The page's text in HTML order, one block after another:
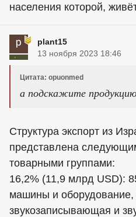
населения которой,
plant15
13 ноября 2023 18:46
Цитата: opuonmed
а подскажите
Структура экспорт из
представлена
товарными группами:
16,2% (11,9 млрд USD):
машины и оборудование,
звукозаписывающая и